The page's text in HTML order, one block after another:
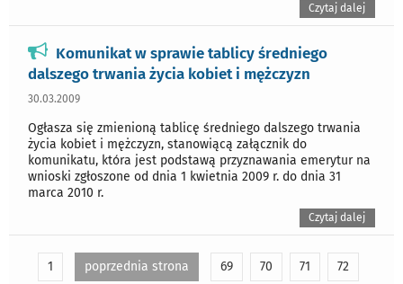
Czytaj dalej
Komunikat w sprawie tablicy średniego
dalszego trwania życia kobiet i mężczyzn
30.03.2009
Ogłasza się zmienioną tablicę średniego dalszego trwania
życia kobiet i mężczyzn, stanowiącą załącznik do
komunikatu, która jest podstawą przyznawania emerytur na
wnioski zgłoszone od dnia 1 kwietnia 2009 r. do dnia 31
marca 2010 r.
Czytaj dalej
1 poprzednia strona 69 70 71 72